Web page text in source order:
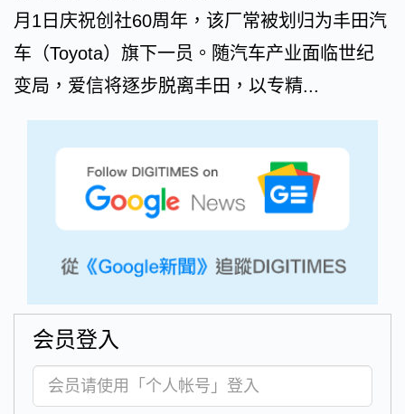
月1日庆祝创社60周年，该厂常被划归为丰田汽
车（Toyota）旗下一员。随汽车产业面临世纪
变局，爱信将逐步脱离丰田，以专精...
会员登入